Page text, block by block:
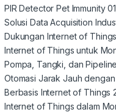
PIR Detector Pet Immunity
Solusi Data Acquisition
Dukungan Internet of Things
Internet of Things untuk
Pompa, Tangki, dan Pipeline
Otomasi Jarak Jauh
Berbasis Internet of Things
Internet of Things dalam